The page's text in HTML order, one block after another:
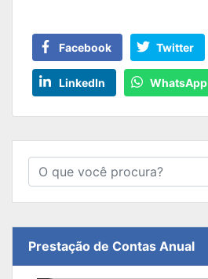
Facebook Twitter
LinkedIn WhatsApp
Prestação de Contas Anual